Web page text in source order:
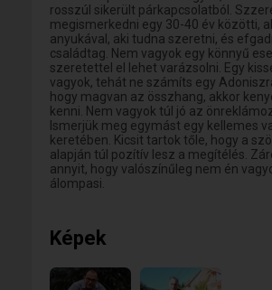
rosszúl sikerült párkapcsolatból.
megismerkedni egy 30-40 év közötti,
anyukával, aki tudna szeretni, és
családtag. Nem vagyok egy könnyű
szeretettel el lehet varázsolni. Egy
vagyok, tehát ne számíts egy
hogy magvan az összhang, akkor
kenni. Nem vagyok túl jó az
Ismerjük meg egymást egy kellemes
keretében. Kicsit tartok tőle, hogy a
alapján túl pozítív lesz a megítélés.
annyit, hogy valószínűleg nem én
álompasi.
Képek